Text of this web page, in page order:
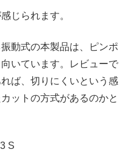
じられます。
動式の本製品は、ピンポ
いています。レビューで
ば、切りにくいという感
ットの方式があるのかと
S